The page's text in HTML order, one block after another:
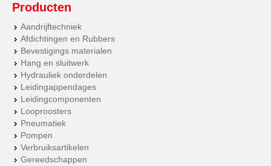
Producten
Aandrijftechniek
Afdichtingen en Rubbers
Bevestigings materialen
Hang en sluitwerk
Hydrauliek onderdelen
Leidingappendages
Leidingcomponenten
Looproosters
Pneumatiek
Pompen
Verbruiksartikelen
Gereedschappen